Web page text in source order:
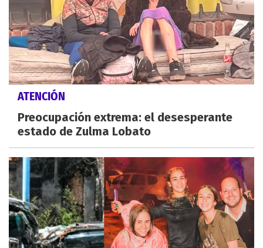
ATENCIÓN
Preocupación extrema: el desesperante
estado de Zulma Lobato